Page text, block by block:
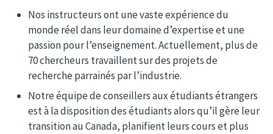
Nos instructeurs ont une vaste expérience du
monde réel dans leur domaine d’expertise et une
passion pour l’enseignement. Actuellement, plus de
70 chercheurs travaillent sur des projets de
recherche parrainés par l’industrie.
Notre équipe de conseillers aux étudiants étrangers
est à la disposition des étudiants alors qu’il gère leur
transition au Canada, planifient leurs cours et plus